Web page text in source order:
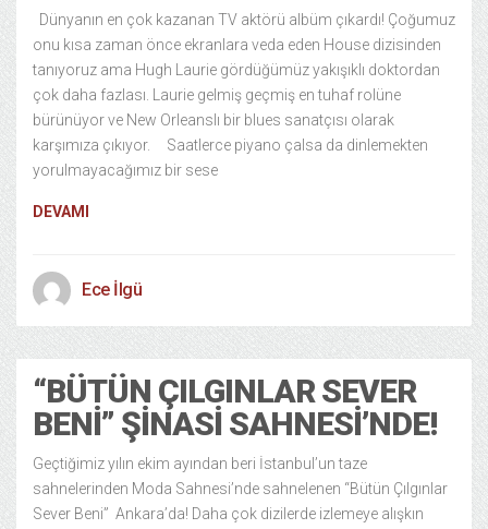
Dünyanın en çok kazanan TV aktörü albüm çıkardı! Çoğumuz
onu kısa zaman önce ekranlara veda eden House dizisinden
tanıyoruz ama Hugh Laurie gördüğümüz yakışıklı doktordan
çok daha fazlası. Laurie gelmiş geçmiş en tuhaf rolüne
bürünüyor ve New Orleanslı bir blues sanatçısı olarak
karşımıza çıkıyor. Saatlerce piyano çalsa da dinlemekten
yorulmayacağımız bir sese
DEVAMI
Ece İlgü
“BÜTÜN ÇILGINLAR SEVER
BENI” ŞINASI SAHNESI’NDE!
Geçtiğimiz yılın ekim ayından beri İstanbul’un taze
sahnelerinden Moda Sahnesi’nde sahnelenen “Bütün Çılgınlar
Sever Beni” Ankara’da! Daha çok dizilerde izlemeye alışkın